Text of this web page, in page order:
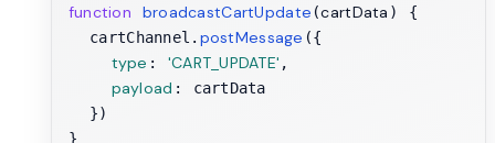
function
broadcastCartUpdate (cartData ) {
  cartChannel.
postMessage ({
type : 'CART_UPDATE' ,
payload : cartData
  })
}